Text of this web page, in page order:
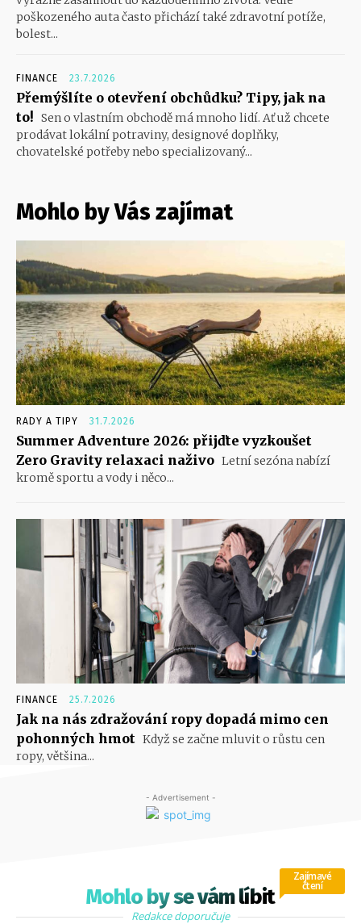
poškozeného auta často přichází také zdravotní potíže,
bolest...
FINANCE 23.7.2026
Přemýšlíte o otevření obchůdku? Tipy, jak na
to! Sen o vlastním obchodě má mnoho lidí. Ať už chcete
prodávat lokální potraviny, designové doplňky,
chovatelské potřeby nebo specializovaný...
Mohlo by Vás zajímat
RADY A TIPY 31.7.2026
Summer Adventure 2026: přijďte vyzkoušet
Zero Gravity relaxaci naživo Letní sezóna nabízí
kromě sportu a vody i něco...
FINANCE 25.7.2026
Jak na nás zdražování ropy dopadá mimo cen
pohonných hmot Když se začne mluvit o růstu cen
ropy, většina...
- Advertisement -
Mohlo by se vám líbit
Zajímavé
čtení
Redakce doporučuje